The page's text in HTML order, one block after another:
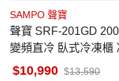
SAMPO 聲寶
聲寶 SRF-201GD
變頻直冷 臥式冷凍櫃
藏功能切換 3段溫控設
10,990 13,590